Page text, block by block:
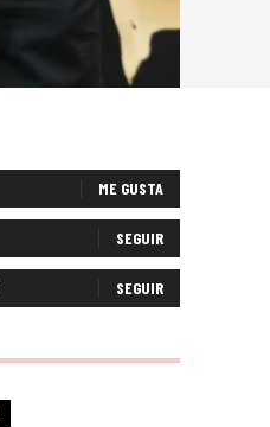
ME GUSTA
SEGUIR
SEGUIR